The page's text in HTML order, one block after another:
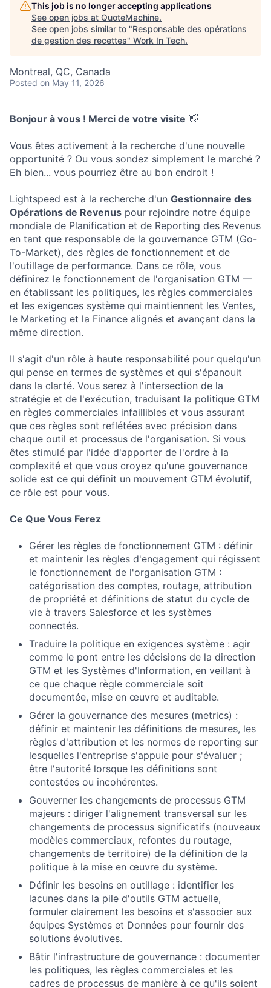
This job is no longer accepting applications
See open jobs at QuoteMachine.
See open jobs similar to "Responsable des opérations
de gestion des recettes" Work In Tech.
Montreal, QC, Canada
Posted on May 11, 2026
Bonjour à vous ! Merci de votre visite 👋
Vous êtes activement à la recherche d'une nouvelle
opportunité ? Ou vous sondez simplement le marché ?
Eh bien... vous pourriez être au bon endroit !
Lightspeed est à la recherche d'un Gestionnaire des
Opérations de Revenus pour rejoindre notre équipe
mondiale de Planification et de Reporting des Revenus
en tant que responsable de la gouvernance GTM (Go-
To-Market), des règles de fonctionnement et de
l'outillage de performance. Dans ce rôle, vous
définirez le fonctionnement de l'organisation GTM —
en établissant les politiques, les règles commerciales
et les exigences système qui maintiennent les Ventes,
le Marketing et la Finance alignés et avançant dans la
même direction.
Il s'agit d'un rôle à haute responsabilité pour quelqu'un
qui pense en termes de systèmes et qui s'épanouit
dans la clarté. Vous serez à l'intersection de la
stratégie et de l'exécution, traduisant la politique GTM
en règles commerciales infaillibles et vous assurant
que ces règles sont reflétées avec précision dans
chaque outil et processus de l'organisation. Si vous
êtes stimulé par l'idée d'apporter de l'ordre à la
complexité et que vous croyez qu'une gouvernance
solide est ce qui définit un mouvement GTM évolutif,
ce rôle est pour vous.
Ce Que Vous Ferez
Gérer les règles de fonctionnement GTM : définir
et maintenir les règles d'engagement qui régissent
le fonctionnement de l'organisation GTM :
catégorisation des comptes, routage, attribution
de propriété et définitions de statut du cycle de
vie à travers Salesforce et les systèmes
connectés.
Traduire la politique en exigences système : agir
comme le pont entre les décisions de la direction
GTM et les Systèmes d'Information, en veillant à
ce que chaque règle commerciale soit
documentée, mise en œuvre et auditable.
Gérer la gouvernance des mesures (metrics) :
définir et maintenir les définitions de mesures, les
règles d'attribution et les normes de reporting sur
lesquelles l'entreprise s'appuie pour s'évaluer ;
être l'autorité lorsque les définitions sont
contestées ou incohérentes.
Gouverner les changements de processus GTM
majeurs : diriger l'alignement transversal sur les
changements de processus significatifs (nouveaux
modèles commerciaux, refontes du routage,
changements de territoire) de la définition de la
politique à la mise en œuvre du système.
Définir les besoins en outillage : identifier les
lacunes dans la pile d'outils GTM actuelle,
formuler clairement les besoins et s'associer aux
équipes Systèmes et Données pour fournir des
solutions évolutives.
Bâtir l'infrastructure de gouvernance : documenter
les politiques, les règles commerciales et les
cadres de processus de manière à ce qu'ils soient